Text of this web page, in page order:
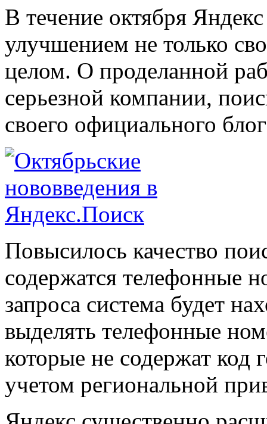
В течение октября
улучшением не только
целом. О проделанной
серьезной компании,
своего официального
Повысилось качество
содержатся телефонные
запроса система будет
выделять телефонные
которые не содержат код
учетом региональной